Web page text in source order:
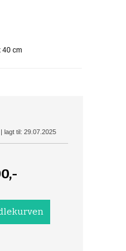
40 cm
lagt til: 29.07.2025